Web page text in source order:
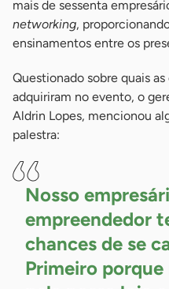
mais de sessenta
networking,
ensinamentos entre os
Questionado sobre quais
adquiriram no evento, o
Aldrin Lopes, mencionou
palestra:
Nosso
empreendedor
chances de se
Primeiro